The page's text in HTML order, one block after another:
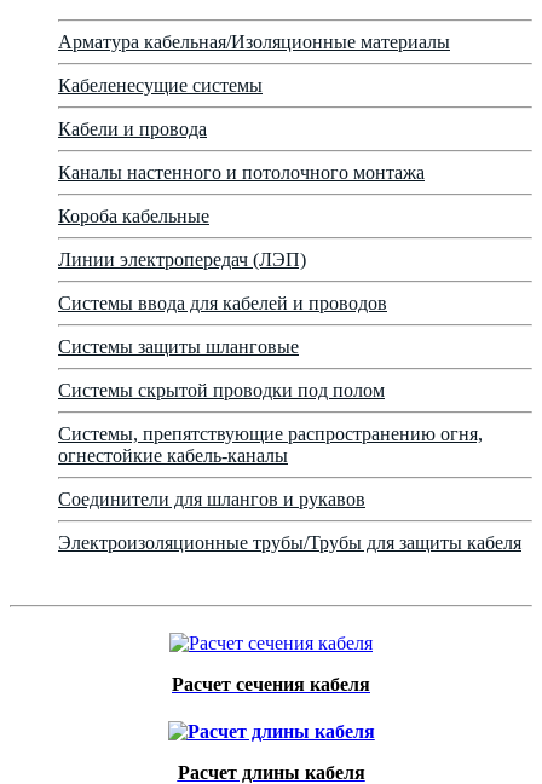
Арматура кабельная/Изоляционные материалы
Кабеленесущие системы
Кабели и провода
Каналы настенного и потолочного монтажа
Короба кабельные
Линии электропередач (ЛЭП)
Системы ввода для кабелей и проводов
Системы защиты шланговые
Системы скрытой проводки под полом
Системы, препятствующие распространению огня,
огнестойкие кабель-каналы
Соединители для шлангов и рукавов
Электроизоляционные трубы/Трубы для защиты кабеля
Расчет сечения кабеля
Расчет длины кабеля